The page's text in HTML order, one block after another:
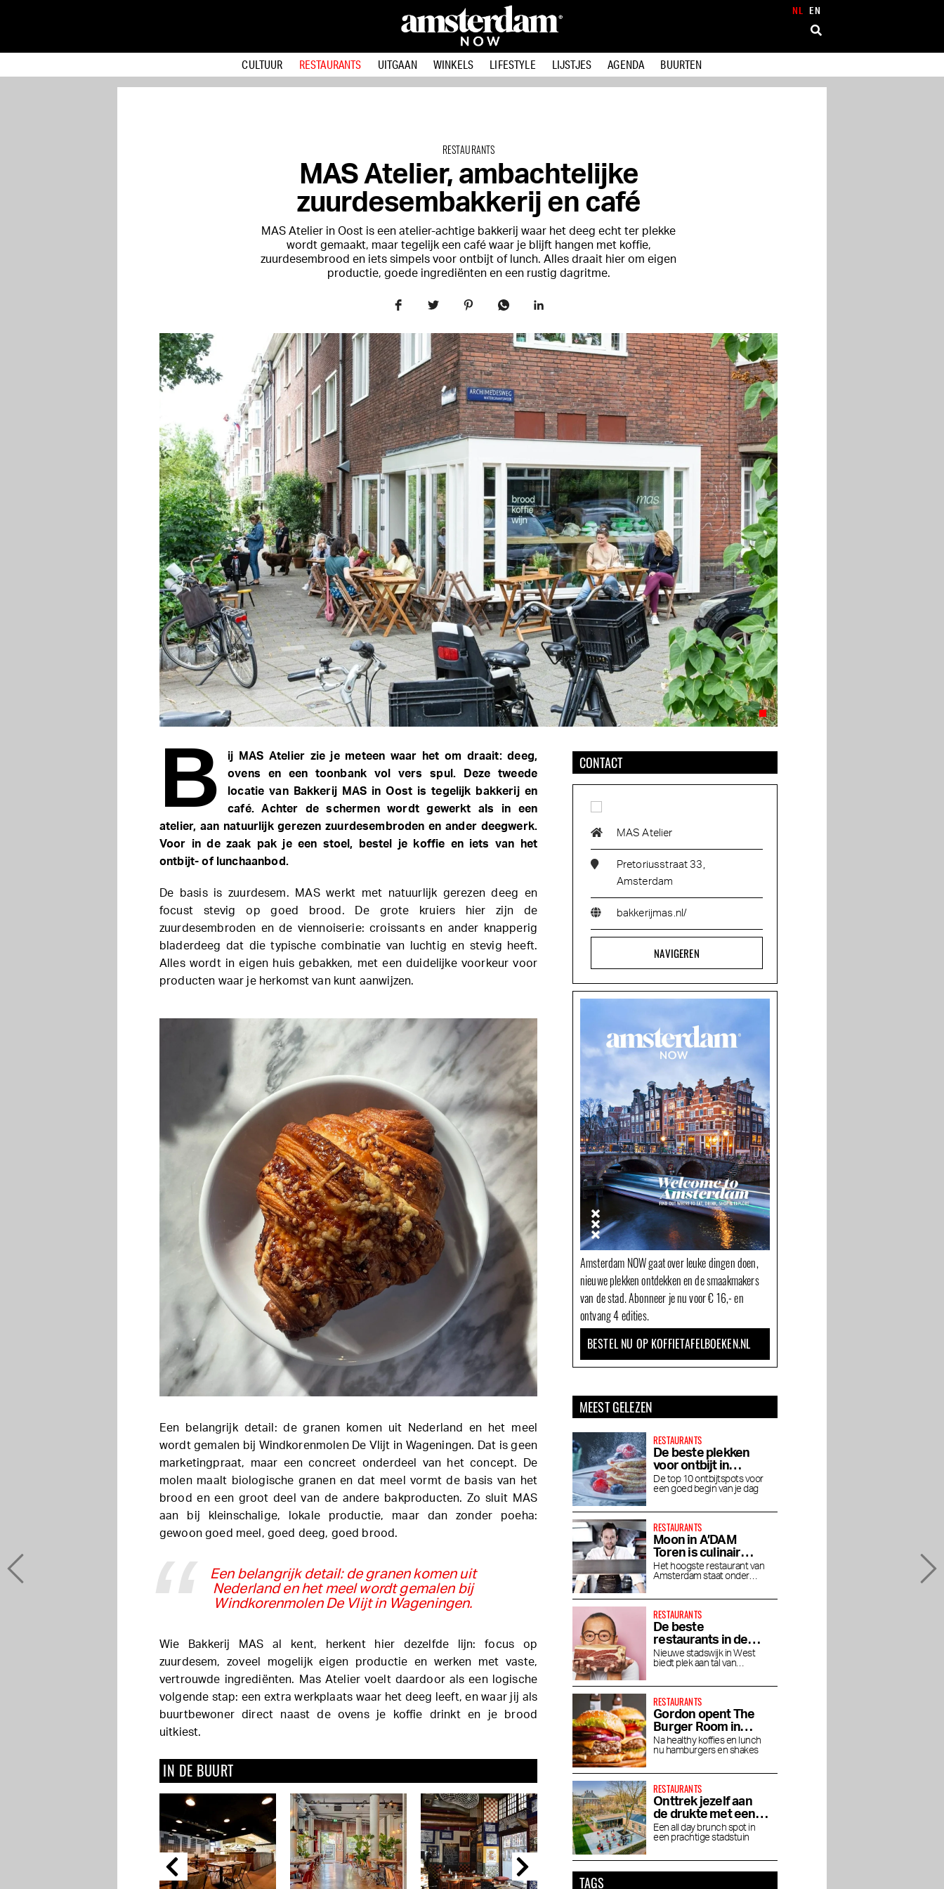
NL EN
CULTUUR RESTAURANTS UITGAAN WINKELS LIFESTYLE LIJSTJES AGENDA BUURTEN
RESTAURANTS
MAS Atelier, ambachtelijke
zuurdesembakkerij en café
MAS Atelier in Oost is een atelier-achtige bakkerij waar het deeg echt ter plekke
wordt gemaakt, maar tegelijk een café waar je blijft hangen met koffie,
zuurdesembrood en iets simpels voor ontbijt of lunch. Alles draait hier om eigen
productie, goede ingrediënten en een rustig dagritme.
B
ij MAS Atelier zie je meteen waar het om draait: deeg,
ovens en een toonbank vol vers spul. Deze tweede
locatie van Bakkerij MAS in Oost is tegelijk bakkerij en
café. Achter de schermen wordt gewerkt als in een
atelier, aan natuurlijk gerezen zuurdesembroden en ander deegwerk.
Voor in de zaak pak je een stoel, bestel je koffie en iets van het
ontbijt- of lunchaanbod.
De basis is zuurdesem. MAS werkt met natuurlijk gerezen deeg en
focust stevig op goed brood. De grote kruiers hier zijn de
zuurdesembroden en de viennoiserie: croissants en ander knapperig
bladerdeeg dat die typische combinatie van luchtig en stevig heeft.
Alles wordt in eigen huis gebakken, met een duidelijke voorkeur voor
producten waar je herkomst van kunt aanwijzen.
Een belangrijk detail: de granen komen uit Nederland en het meel
wordt gemalen bij Windkorenmolen De Vlijt in Wageningen. Dat is geen
marketingpraat, maar een concreet onderdeel van het concept. De
molen maalt biologische granen en dat meel vormt de basis van het
brood en een groot deel van de andere bakproducten. Zo sluit MAS
aan bij kleinschalige, lokale productie, maar dan zonder poeha:
gewoon goed meel, goed deeg, goed brood.
Een belangrijk detail: de granen komen uit
Nederland en het meel wordt gemalen bij
Windkorenmolen De Vlijt in Wageningen.
Wie Bakkerij MAS al kent, herkent hier dezelfde lijn: focus op
zuurdesem, zoveel mogelijk eigen productie en werken met vaste,
vertrouwde ingrediënten. Mas Atelier voelt daardoor als een logische
volgende stap: een extra werkplaats waar het deeg leeft, en waar jij als
buurtbewoner direct naast de ovens je koffie drinkt en je brood
uitkiest.
IN DE BUURT
CONTACT
MAS Atelier
Pretoriusstraat 33,
Amsterdam
bakkerijmas.nl/
NAVIGEREN
Amsterdam NOW gaat over leuke dingen doen,
nieuwe plekken ontdekken en de smaakmakers
van de stad. Abonneer je nu voor € 16,- en
ontvang 4 edities.
BESTEL NU OP KOFFIETAFELBOEKEN.NL
MEEST GELEZEN
RESTAURANTS
De beste plekken
voor ontbijt in
Amsterdam
De top 10 ontbijtspots voor
een goed begin van je dag
RESTAURANTS
Moon in A’DAM
Toren is culinair
genieten op grote
hoogte
Het hoogste restaurant van
Amsterdam staat onder
RESTAURANTS
De beste
restaurants in de
Houthavens
Nieuwe stadswijk in West
biedt plek aan tal van
RESTAURANTS
Gordon opent The
Burger Room in
Museumkwartier
Na healthy koffies en lunch
nu hamburgers en shakes
RESTAURANTS
Onttrek jezelf aan
de drukte met een
brunch bij Dignita
Hoftuin
Een all day brunch spot in
een prachtige stadstuin
TAGS